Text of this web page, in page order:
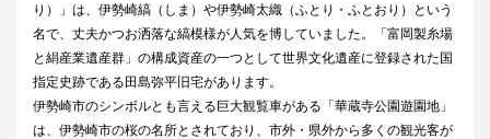
り）」は、伊勢崎縞（しま）や伊勢崎太織（ふとり・ふとおり）という
名で、丈夫かつお洒落な縞模様が人気を博していました。「富岡製糸場
と絹産業遺産群」の構成資産の一つとして世界文化遺産に登録された国
指定史跡である田島弥平旧宅があります。
伊勢崎市のシンボルとも言える巨大観覧車がある「華蔵寺公園遊園地」
は、伊勢崎市の桜の名所とされており、市外・県外から多くの観光客が